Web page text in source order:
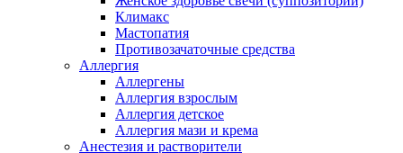
Климакс
Мастопатия
Противозачаточные средства
Аллергия
Аллергены
Аллергия взрослым
Аллергия детское
Аллергия мази и крема
Анестезия и растворители